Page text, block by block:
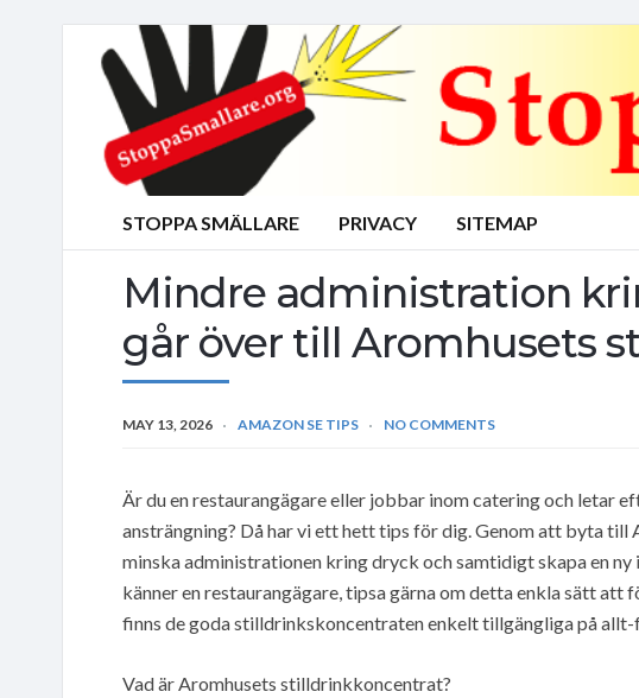
STOPPA SMÄLLARE PRIVACY SITEMAP
Mindre administration
går över till Aromhusets
MAY 13, 2026 AMAZON SE TIPS NO COMMENTS
Är du en restaurangägare eller jobbar inom catering och letar
ansträngning? Då har vi ett hett tips för dig. Genom att byta
minska administrationen kring dryck och samtidigt skapa en
känner en restaurangägare, tipsa gärna om detta enkla sätt
finns de goda stilldrinkskoncentraten enkelt tillgängliga på
Vad är Aromhusets stilldrinkkoncentrat?